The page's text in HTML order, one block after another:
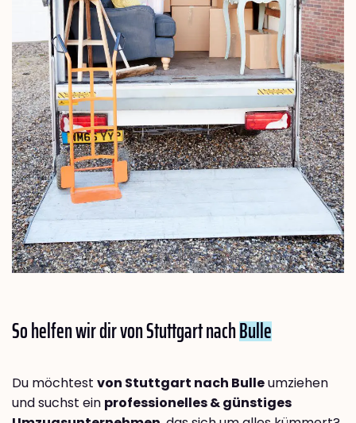
So helfen wir dir von Stuttgart nachBulle
Du möchtest von Stuttgart nach Bulleumziehen
und suchst ein professionelles & günstiges